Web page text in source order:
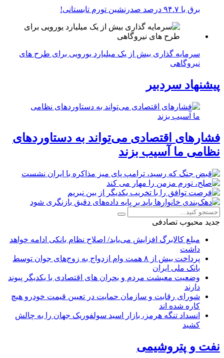
برق با ۹۴.۷ درصد صدرنشین تورم تابستانی!
سرمایه گذاری بیش از یک میلیارد یورویی برای طرح های
نیروگاهی
پیشنهاد سردبیر
فشارهای اقتصادی می‌تواند به دستاوردهای
نظامی ما آسیب بزند
جدید محبوب تصادفی
مبلغ کالابرگ افزایش می‌یابد/ اصلاح نظام بانکی ادامه خواهد
داشت
پرداخت بیش از ۸ همت وام ازدواج به زوج‌های جوان توسط
بانک ملی ایران
وضعیت معیشت مردم و بحران های اقتصادی با یکدیگر پیوند
دارند
شورای رقابت و سازمان حمایت در تعیین قیمت خودرو هیچ
کاره شده اند
انسداد تنگه هرمز، بازار اسید سولفوریک جهان را به چالش
کشید
نفت و پتروشیمی